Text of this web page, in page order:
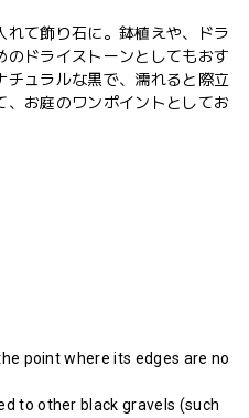
て飾り石に。鉢植えや、ドラ
のドライストーンとしてもおす
ュラルな黒で、濡れると際立
、お庭のワンポイントとしてお
point where its edges are no
to other black gravels (such